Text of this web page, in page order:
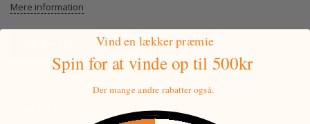
Mere information
Vind en lækker præmie
Spin for at vindeop til 500kr
Der mange andre rabatter også.